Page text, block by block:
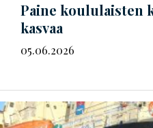
Paine koululaisten
kasvaa
05.06.2026